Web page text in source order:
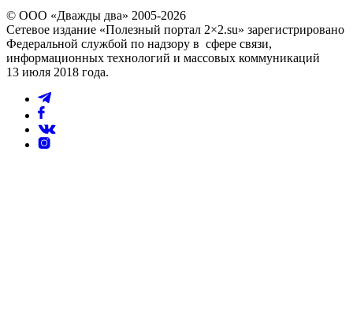
© ООО «Дважды два» 2005-2026
Сетевое издание «Полезный портал 2×2.su» зарегистрировано
Федеральной службой по надзору в сфере связи,
информационных технологий и массовых коммуникаций
13 июля 2018 года.